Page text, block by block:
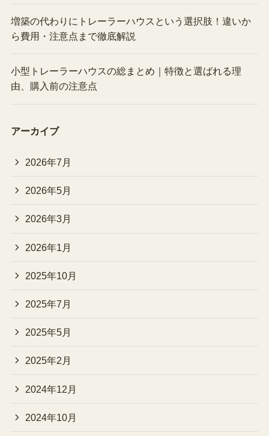
増築の代わりにトレーラーハウスという選択肢！違いか
ら費用・注意点まで徹底解説
小型トレーラーハウスの総まとめ｜特徴と選ばれる理
由、購入前の注意点
アーカイブ
2026年7月
2026年5月
2026年3月
2026年1月
2025年10月
2025年7月
2025年5月
2025年2月
2024年12月
2024年10月